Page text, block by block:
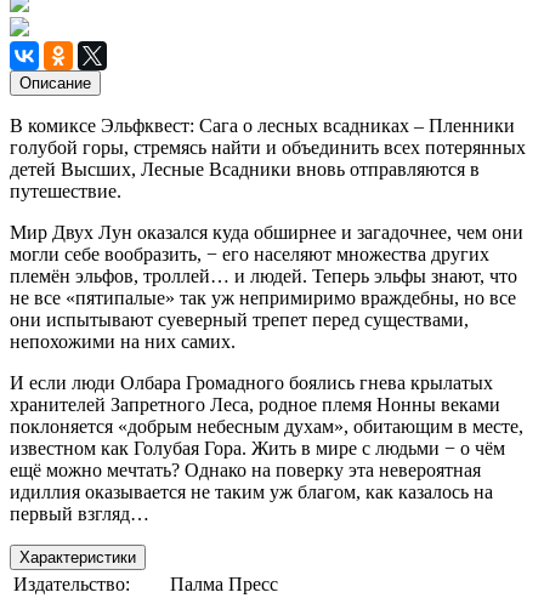
Описание
В комиксе Эльфквест: Сага о лесных всадниках – Пленники
голубой горы, стремясь найти и объединить всех потерянных
детей Высших, Лесные Всадники вновь отправляются в
путешествие.
Мир Двух Лун оказался куда обширнее и загадочнее, чем они
могли себе вообразить, − его населяют множества других
племён эльфов, троллей… и людей. Теперь эльфы знают, что
не все «пятипалые» так уж непримиримо враждебны, но все
они испытывают суеверный трепет перед существами,
непохожими на них самих.
И если люди Олбара Громадного боялись гнева крылатых
хранителей Запретного Леса, родное племя Нонны веками
поклоняется «добрым небесным духам», обитающим в месте,
известном как Голубая Гора. Жить в мире с людьми − о чём
ещё можно мечтать? Однако на поверку эта невероятная
идиллия оказывается не таким уж благом, как казалось на
первый взгляд…
Характеристики
Издательство:
Палма Пресс